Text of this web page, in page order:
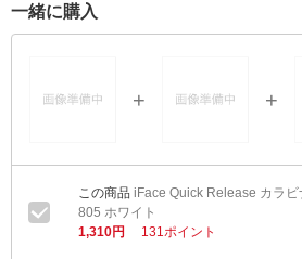
一緒に購入
iFace Quick Release カラ
805 ホワイト
1,310円
131ポイント